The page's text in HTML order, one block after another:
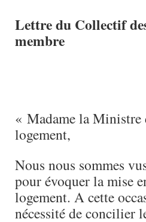
Lettre du Collectif
membre
« Madame la Ministre
logement,
Nous nous sommes
pour évoquer la mise
logement. A cette
nécessité de concilier